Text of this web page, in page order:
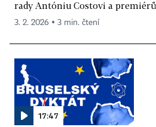
rady Antóniu Costovi a
3. 2. 2026 ▪ 3 min. čtení
17:47